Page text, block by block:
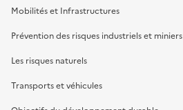
Mobilités et Infrastructures
Prévention des risques industriels et miniers
Les risques naturels
Transports et véhicules